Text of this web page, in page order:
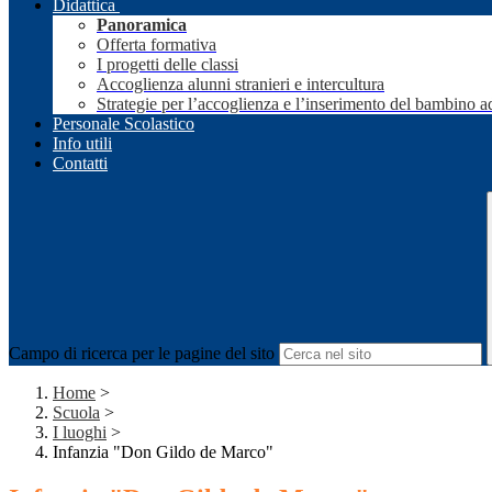
Didattica
Panoramica
Offerta formativa
I progetti delle classi
Accoglienza alunni stranieri e intercultura
Strategie per l’accoglienza e l’inserimento del bambino
Personale Scolastico
Info utili
Contatti
Campo di ricerca per le pagine del sito
Home >
Scuola >
I luoghi >
Infanzia "Don Gildo de Marco"